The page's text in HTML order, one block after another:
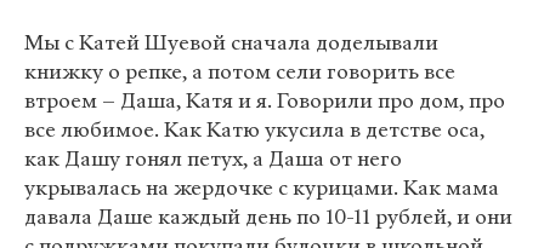
Мы с Катей Шуевой сначала доделывали
книжку о репке, а потом сели говорить все
втроем – Даша, Катя и я. Говорили про дом, про
все любимое. Как Катю укусила в детстве оса,
как Дашу гонял петух, а Даша от него
укрывалась на жердочке с курицами. Как мама
давала Даше каждый день по 10-11 рублей, и они